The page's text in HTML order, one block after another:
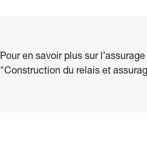
Pour en savoir plus sur
"Construction du relais et